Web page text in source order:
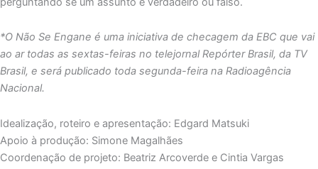
*O Não Se Engane é uma iniciativa de checagem da EBC que vai
ao ar todas as sextas-feiras no telejornal Repórter Brasil, da TV
Brasil, e será publicado toda segunda-feira na Radioagência
Nacional.
Idealização, roteiro e apresentação: Edgard Matsuki
Apoio à produção: Simone Magalhães
Coordenação de projeto: Beatriz Arcoverde e Cintia Vargas